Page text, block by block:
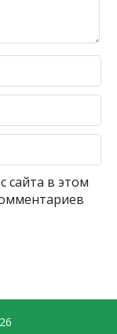
сайта в этом